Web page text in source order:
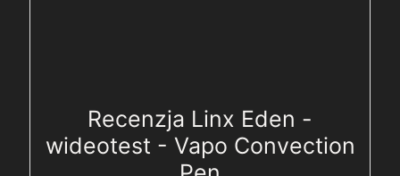
Recenzja Linx Eden -
wideotest - Vapo Convection